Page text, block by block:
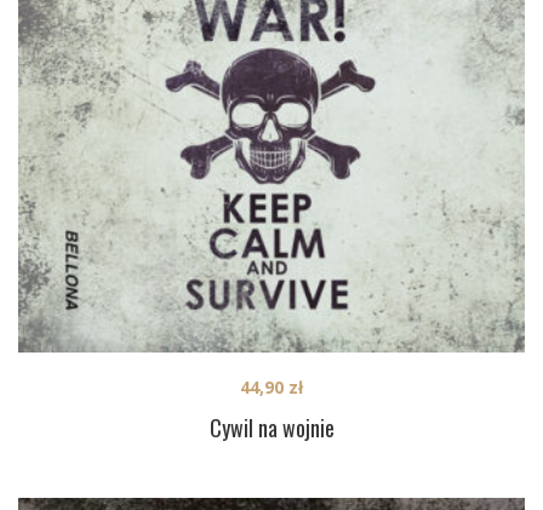
Cywil na wojnie
44,90 zł